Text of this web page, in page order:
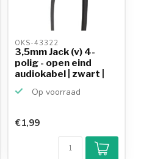
OKS-43322
3,5mm Jack (v) 4-
polig - open eind
audiokabel | zwart |
Op voorraad
€1,99